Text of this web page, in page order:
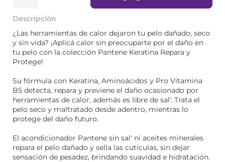
Descripción
¿Las herramientas de calor dejaron tu pelo dañado, seco
y sin vida? ¡Aplicá calor sin preocuparte por el daño en
tu pelo con la colección Pantene Keratina Repara y
Protege!
Su fórmula con Keratina, Aminoácidos y Pro Vitamina
B5 detecta, repara y previene el daño ocasionado por
herramientas de calor, además es libre de sal'. Trata el
pelo seco y maltratado desde adentro, mientras lo
protege del daño futuro.
El acondicionador Pantene sin sal' ni aceites minerales
repara el pelo dañado y sella las cutículas, sin dejar
sensación de pesadez, brindando suavidad e hidratación.